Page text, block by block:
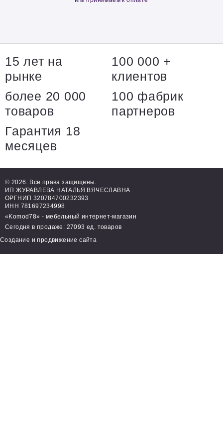
15 лет на
рынке
100 000 +
клиентов
более 20 000
товаров
100 фабрик
партнеров
Гарантия 18
месяцев
© 2026. Все права защищены.
ИП ЖУРАВЛЕВА НАТАЛЬЯ ВЯЧЕСЛАВНА
ОРГНИП 320784700232393
ИНН 781697234998
«Komod78» - мебельный интернет-магазин
Сегодня в продаже: 27093 ед. товаров
Создание и продвижение сайта